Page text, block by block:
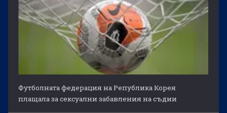
Футболната федерация на Република Корея
плащала за сексуални забавления на съдии